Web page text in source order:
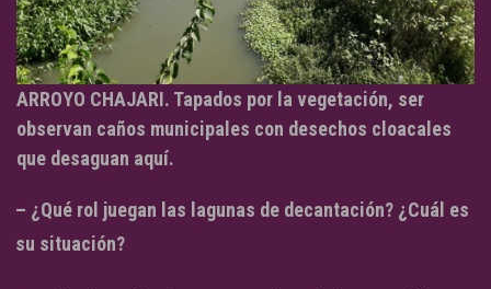
ARROYO CHAJARI. Tapados por la vegetación, ser
observan caños municipales con desechos cloacales
que desaguan aquí.
– ¿Qué rol juegan las lagunas de decantación? ¿Cuál es
su situación?